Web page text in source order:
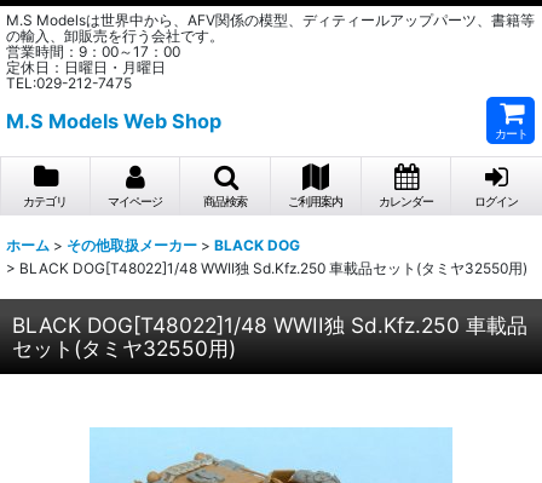
M.S Modelsは世界中から、AFV関係の模型、ディティールアップパーツ、書籍等
の輸入、卸販売を行う会社です。
営業時間：9：00～17：00
定休日：日曜日・月曜日
TEL:029-212-7475
M.S Models Web Shop
カート
カテゴリ マイページ 商品検索 ご利用案内 カレンダー ログイン
ホーム > その他取扱メーカー > BLACK DOG
> BLACK DOG[T48022]1/48 WWII独 Sd.Kfz.250 車載品セット(タミヤ32550用)
BLACK DOG[T48022]1/48 WWII独 Sd.Kfz.250 車載品
セット(タミヤ32550用)